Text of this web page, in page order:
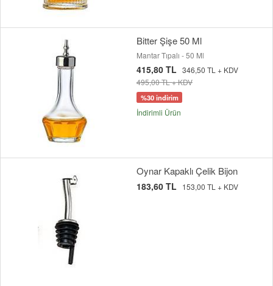
Bitter Şişe 50 Ml
Mantar Tıpalı - 50 Ml
415,80 TL 346,50 TL + KDV
495,00 TL + KDV
%30 indirim
İndirimli Ürün
Oynar Kapaklı Çelik Bijon
183,60 TL 153,00 TL + KDV